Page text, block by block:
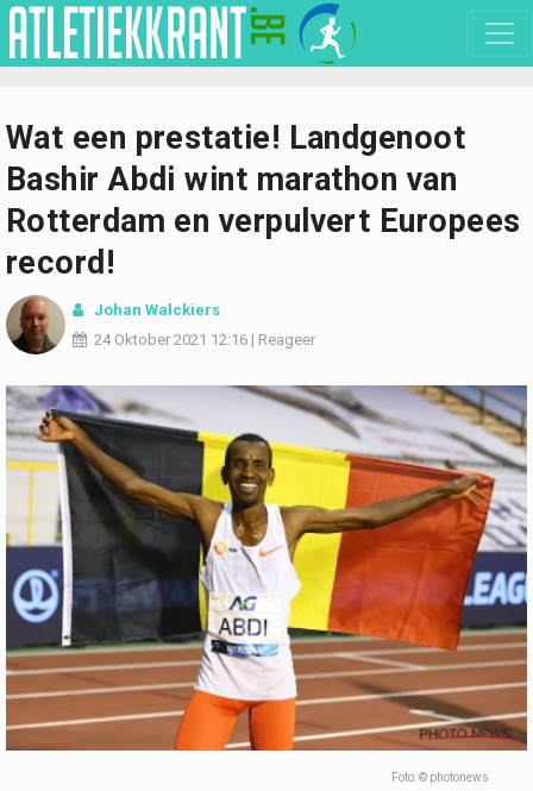
Wat een prestatie! Landgenoot
Bashir Abdi wint marathon van
Rotterdam en verpulvert Europees
record!
Johan Walckiers
24 Oktober 2021 12:16 | Reageer
Foto: © photonews